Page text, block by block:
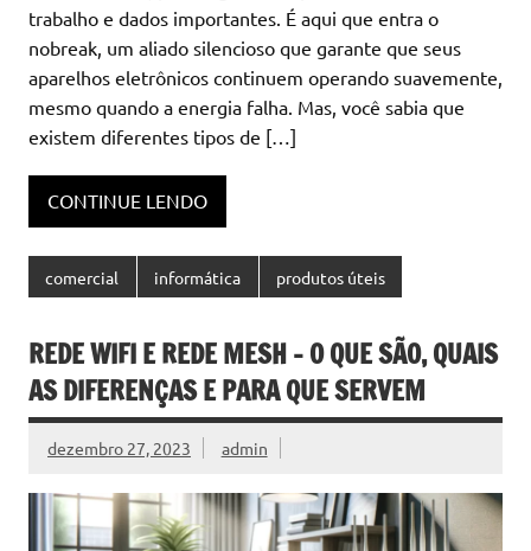
trabalho e dados importantes. É aqui que entra o
nobreak, um aliado silencioso que garante que seus
aparelhos eletrônicos continuem operando suavemente,
mesmo quando a energia falha. Mas, você sabia que
existem diferentes tipos de […]
CONTINUE LENDO
comercial informática produtos úteis
REDE WIFI E REDE MESH – O QUE SÃO, QUAIS
AS DIFERENÇAS E PARA QUE SERVEM
dezembro 27, 2023 admin